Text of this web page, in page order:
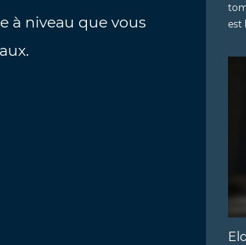
à niveau que vous
est